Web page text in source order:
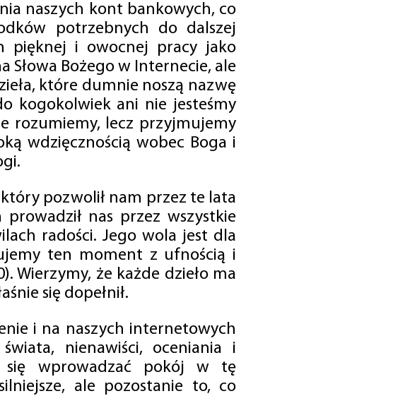
naszych kont bankowych, co
potrzebnych do dalszej
pięknej i owocnej pracy jako
Bożego w Internecie, ale
które dumnie noszą nazwę
kogokolwiek ani nie jesteśmy
rozumiemy, lecz przyjmujemy
wdzięcznością wobec Boga i
pozwolił nam przez te lata
prowadził nas przez wszystkie
radości. Jego wola jest dla
ten moment z ufnością i
Wierzymy, że każde dzieło ma
się dopełnił.
i na naszych internetowych
nienawiści, oceniania i
się wprowadzać pokój w tę
ale pozostanie to, co